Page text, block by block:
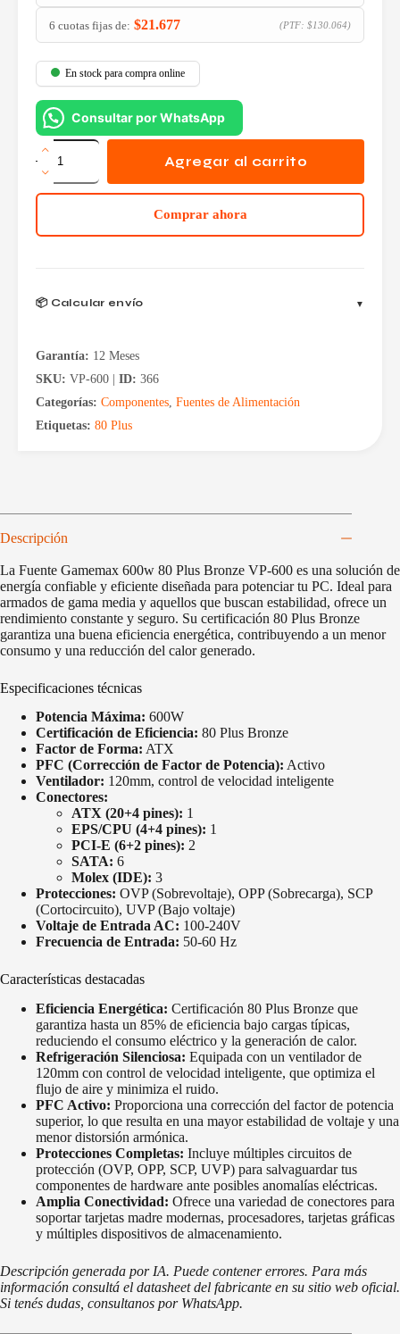
6 cuotas fijas de: $21.677 (PTF: $130.064)
En stock para compra online
Consultar por WhatsApp
Fuente
Gamemax
600w
80
VP-
Agregar al carrito
Comprar ahora
📦 Calcular envío
Garantía: 12 Meses
SKU: VP-600 | ID: 366
Categorías: Componentes Fuentes de Alimentación
Etiquetas: 80 Plus
Descripción
La Fuente Gamemax 600w 80 Plus Bronze VP-600 es una solución de
energía confiable y eficiente diseñada para potenciar tu PC. Ideal para
armados de gama media y aquellos que buscan estabilidad, ofrece un
rendimiento constante y seguro. Su certificación 80 Plus Bronze
garantiza una buena eficiencia energética, contribuyendo a un menor
consumo y una reducción del calor generado.
Especificaciones técnicas
Potencia Máxima: 600W
Certificación de Eficiencia: 80 Plus Bronze
Factor de Forma: ATX
PFC (Corrección de Factor de Potencia): Activo
Ventilador: 120mm, control de velocidad inteligente
Conectores:
ATX (20+4 pines): 1
EPS/CPU (4+4 pines): 1
PCI-E (6+2 pines): 2
SATA: 6
Molex (IDE): 3
Protecciones: OVP (Sobrevoltaje), OPP (Sobrecarga), SCP
(Cortocircuito), UVP (Bajo voltaje)
Voltaje de Entrada AC: 100-240V
Frecuencia de Entrada: 50-60 Hz
Características destacadas
Eficiencia Energética: Certificación 80 Plus Bronze que
garantiza hasta un 85% de eficiencia bajo cargas típicas,
reduciendo el consumo eléctrico y la generación de calor.
Refrigeración Silenciosa: Equipada con un ventilador de
120mm con control de velocidad inteligente, que optimiza el
flujo de aire y minimiza el ruido.
PFC Activo: Proporciona una corrección del factor de potencia
superior, lo que resulta en una mayor estabilidad de voltaje y una
menor distorsión armónica.
Protecciones Completas: Incluye múltiples circuitos de
protección (OVP, OPP, SCP, UVP) para salvaguardar tus
componentes de hardware ante posibles anomalías eléctricas.
Amplia Conectividad: Ofrece una variedad de conectores para
soportar tarjetas madre modernas, procesadores, tarjetas gráficas
y múltiples dispositivos de almacenamiento.
Descripción generada por IA. Puede contener errores. Para más
información consultá el datasheet del fabricante en su sitio web oficial.
Si tenés dudas, consultanos por WhatsApp.